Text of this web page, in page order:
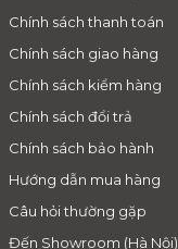
Chính sách thanh toán
Chính sách giao hàng
Chính sách kiểm hàng
Chính sách đổi trả
Chính sách bảo hành
Hướng dẫn mua hàng
Câu hỏi thường gặp
Đến Showroom (Hà Nội)